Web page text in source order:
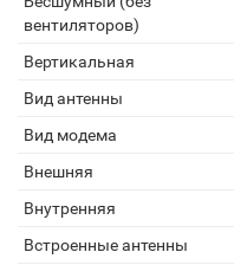
вентиляторов)
Вертикальная
Вид антенны
Вид модема
Внешняя
Внутренняя
Встроенные антенны